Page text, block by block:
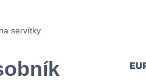
servítky